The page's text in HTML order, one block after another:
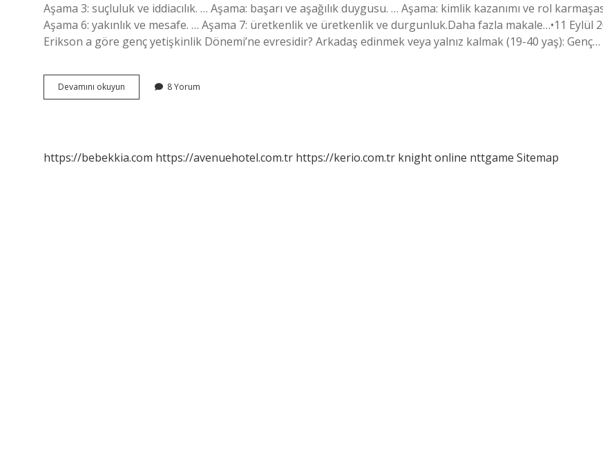
Aşama 3: suçluluk ve iddiacılık. … Aşama: başarı ve aşağılık duygusu. … Aşama: kimlik kazanımı ve rol
Aşama 6: yakınlık ve mesafe. … Aşama 7: üretkenlik ve üretkenlik ve durgunluk.Daha fazla makale…•11 Eylül
Erikson a göre genç yetişkinlik Dönemi’ne evresidir? Arkadaş edinmek veya yalnız kalmak (19-40 yaş): Genç…
Devamını okuyun
Erikson
8 Yorum
https://bebekkia.com https://avenuehotel.com.tr https://kerio.com.tr knight online nttgame Sitemap